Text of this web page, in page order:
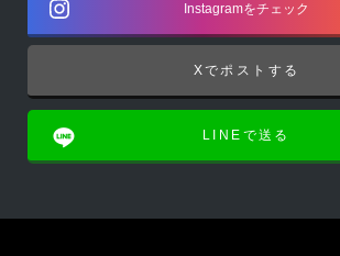
Instagramをチェック
Xでポストする
LINEで送る